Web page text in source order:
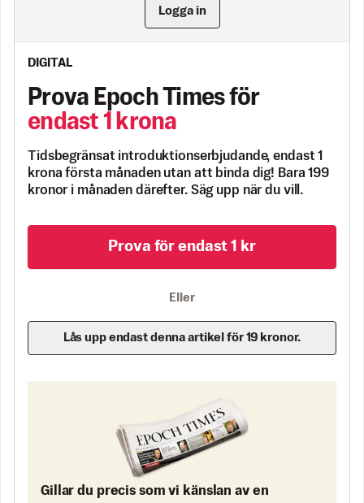
Logga in
DIGITAL
Prova Epoch Times för
endast 1 krona
Tidsbegränsat introduktionserbjudande, endast 1
krona första månaden utan att binda dig! Bara 199
kronor i månaden därefter. Säg upp när du vill.
Prova för endast 1 kr
Eller
Lås upp endast denna artikel för 19 kronor.
Gillar du precis som vi känslan av en